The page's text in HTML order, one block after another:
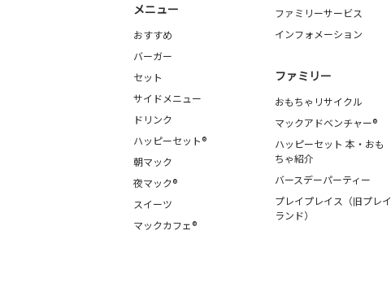
メニュー
おすすめ
バーガー
セット
サイドメニュー
ドリンク
ハッピーセット®
朝マック
夜マック®
スイーツ
マックカフェ®
ファミリーサービス
インフォメーション
ファミリー
おもちゃリサイクル
マックアドベンチャー®
ハッピーセット 本・おも
ちゃ紹介
バースデーパーティー
プレイプレイス（旧プレイ
ランド）